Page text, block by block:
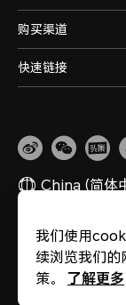
购买渠道
快速链接
China (简体
网站地图 隐私政策
版权所有 © 荣耀
我们使用
续浏览我们
策。
了解更多